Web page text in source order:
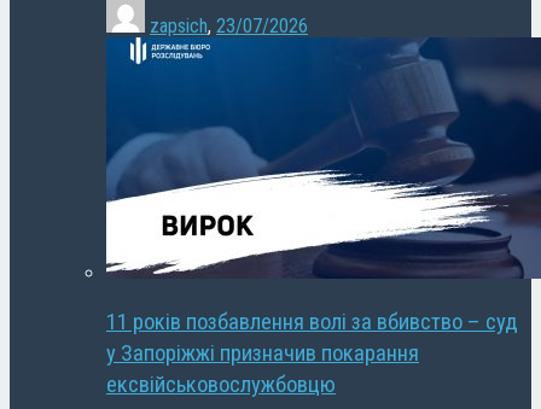
zapsich, 23/07/2026
11 років позбавлення волі за вбивство – суд
у Запоріжжі призначив покарання
ексвійськовослужбовцю